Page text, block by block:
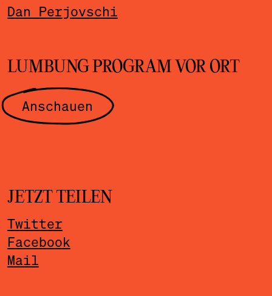
Dan Perjovschi
LUMBUNG PROGRAM VOR ORT
Anschauen
JETZT TEILEN
Twitter
Facebook
Mail